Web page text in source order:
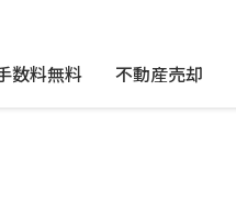
数料無料 不動産売却